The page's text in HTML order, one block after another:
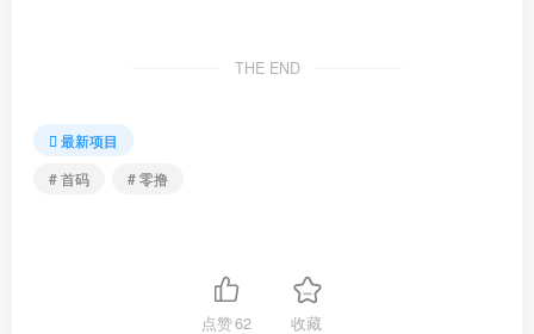
THE END
最新项目
# 首码
# 零撸
点赞62 收藏